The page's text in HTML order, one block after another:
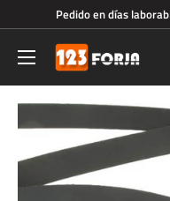
directamente
contenido
Pedido en días
123forja.es